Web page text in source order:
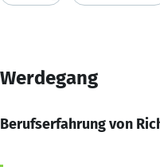
Werdegang
Berufserfahrung von